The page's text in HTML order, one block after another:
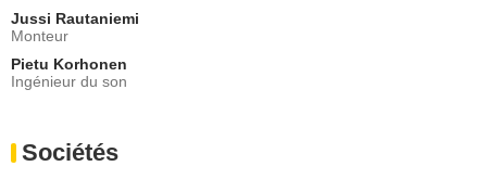
Jussi Rautaniemi
Monteur
Pietu Korhonen
Ingénieur du son
Sociétés